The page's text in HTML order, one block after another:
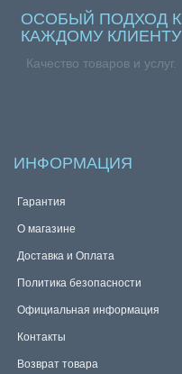
ОСОБЫЙ ПОДХОД К
КАЖДОМУ КЛИЕНТУ
Качество товаров и услуг.
ИНФОРМАЦИЯ
Гарантия
О магазине
Доставка и Оплата
Политика безопасности
Официальная информация
Контакты
Возврат товара